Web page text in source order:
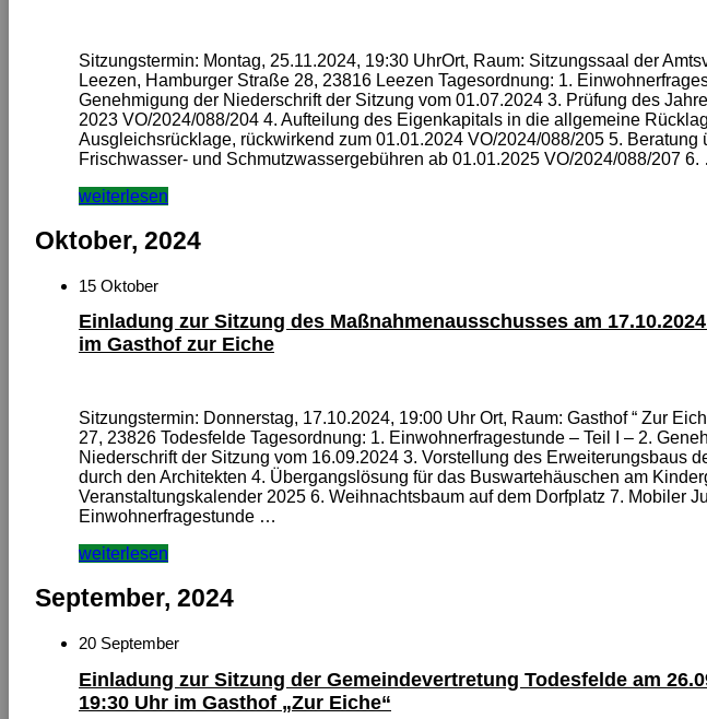
Sitzungstermin: Montag, 25.11.2024, 19:30 UhrOrt, Raum: Sitzungssaal der
Leezen, Hamburger Straße 28, 23816 Leezen Tagesordnung: 1.
Genehmigung der Niederschrift der Sitzung vom 01.07.2024 3. Prüfung des
2023 VO/2024/088/204 4. Aufteilung des Eigenkapitals in die allgemeine
Ausgleichsrücklage, rückwirkend zum 01.01.2024 VO/2024/088/205 5. Beratung
Frischwasser- und Schmutzwassergebühren ab 01.01.2025 VO/2024/088/207
weiterlesen
Oktober, 2024
15 Oktober
Einladung zur Sitzung des Maßnahmenausschusses am
im Gasthof zur Eiche
Sitzungstermin: Donnerstag, 17.10.2024, 19:00 Uhr Ort, Raum: Gasthof “ Zur
27, 23826 Todesfelde Tagesordnung: 1. Einwohnerfragestunde – Teil I – 2.
Niederschrift der Sitzung vom 16.09.2024 3. Vorstellung des Erweiterungsbaus
durch den Architekten 4. Übergangslösung für das Buswartehäuschen am
Veranstaltungskalender 2025 6. Weihnachtsbaum auf dem Dorfplatz 7. Mobiler
Einwohnerfragestunde …
weiterlesen
September, 2024
20 September
Einladung zur Sitzung der Gemeindevertretung Todesfelde am
19:30 Uhr im Gasthof „Zur Eiche“